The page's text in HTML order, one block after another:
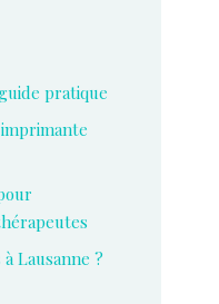
pratique
Lausanne ?